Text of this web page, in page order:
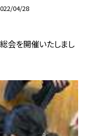
04/28
会を開催いたしまし